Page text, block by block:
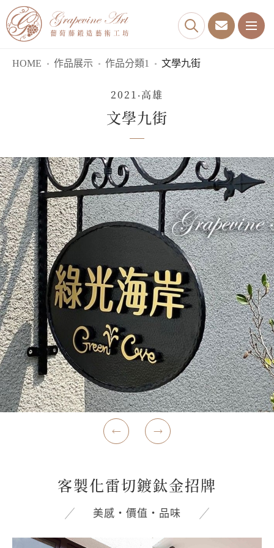
HOME 作品展示 作品分類1 文學九街
2021‧高雄
文學九街
客製化雷切鍍鈦金招牌
美感‧價值‧品味